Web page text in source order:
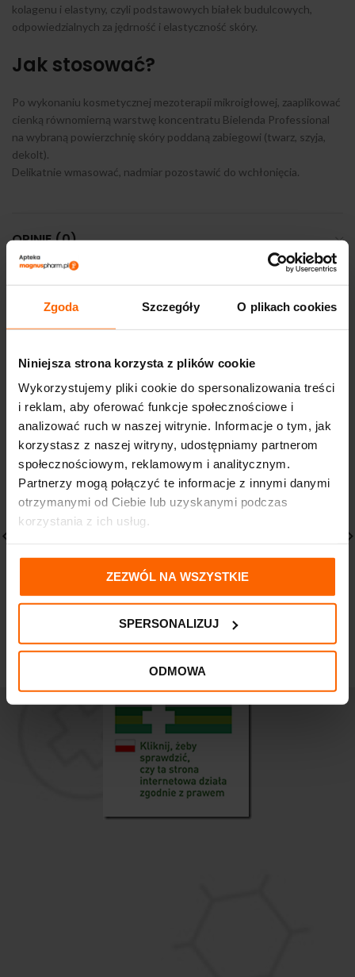
Zgoda Szczegóły O plikach cookies
Niniejsza strona korzysta z plików cookie
Wykorzystujemy pliki cookie do spersonalizowania treści
i reklam, aby oferować funkcje społecznościowe i
analizować ruch w naszej witrynie. Informacje o tym, jak
korzystasz z naszej witryny, udostępniamy partnerom
społecznościowym, reklamowym i analitycznym.
Partnerzy mogą połączyć te informacje z innymi danymi
otrzymanymi od Ciebie lub uzyskanymi podczas
korzystania z ich usług.
ZEZWÓL NA WSZYSTKIE
SPERSONALIZUJ
ODMOWA
kolagenu i elastyny, czyli podstawowych białek budulcowych,
odpowiedzialnych za jędrność i elastyczność skóry.
Jak stosować?
Po wykonaniu kosmetycznej mezoterapii mikroigłowej, zaaplikować
cienką równomierną warstwę koncentratu Bielenda Professional
na wybraną powierzchnię skóry poddaną zabiegowi (twarz, szyja,
dekolt).
Delikatnie wmasować, nadmiar pozostawić do wchłonięcia.
OPINIE (0)
DOSTAWA I PŁATNOŚĆ
PODOBNE PRODUKTY
IWOSTIN PURRITIN
MATUJĄCA EMULSJA
ZWĘŻAJĄCA PORY
PHARMACERIS G Dermo-
aktywny krem o
wielowymiarowej
55,70zł